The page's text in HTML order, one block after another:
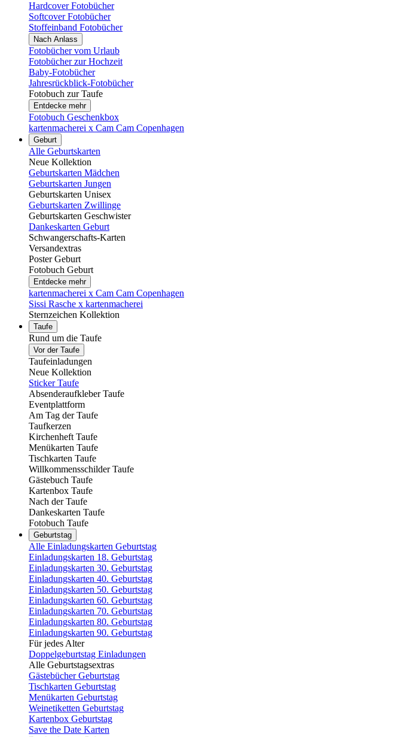
Hardcover Fotobücher
Softcover Fotobücher
Stoffeinband Fotobücher
Nach Anlass
Fotobücher vom Urlaub
Fotobücher zur Hochzeit
Baby-Fotobücher
Jahresrückblick-Fotobücher
Fotobuch zur Taufe
Entdecke mehr
Fotobuch Geschenkbox
kartenmacherei x Cam Cam Copenhagen
Geburt
Alle Geburtskarten
Neue Kollektion
Geburtskarten Mädchen
Geburtskarten Jungen
Geburtskarten Unisex
Geburtskarten Zwillinge
Geburtskarten Geschwister
Dankeskarten Geburt
Schwangerschafts-Karten
Versandextras
Poster Geburt
Fotobuch Geburt
Entdecke mehr
kartenmacherei x Cam Cam Copenhagen
Sissi Rasche x kartenmacherei
Sternzeichen Kollektion
Taufe
Rund um die Taufe
Vor der Taufe
Taufeinladungen
Neue Kollektion
Sticker Taufe
Absenderaufkleber Taufe
Eventplattform
Am Tag der Taufe
Taufkerzen
Kirchenheft Taufe
Menükarten Taufe
Tischkarten Taufe
Willkommensschilder Taufe
Gästebuch Taufe
Kartenbox Taufe
Nach der Taufe
Dankeskarten Taufe
Fotobuch Taufe
Geburtstag
Alle Einladungskarten Geburtstag
Einladungskarten 18. Geburtstag
Einladungskarten 30. Geburtstag
Einladungskarten 40. Geburtstag
Einladungskarten 50. Geburtstag
Einladungskarten 60. Geburtstag
Einladungskarten 70. Geburtstag
Einladungskarten 80. Geburtstag
Einladungskarten 90. Geburtstag
Für jedes Alter
Doppelgeburtstag Einladungen
Alle Geburtstagsextras
Gästebücher Geburtstag
Tischkarten Geburtstag
Menükarten Geburtstag
Weinetiketten Geburtstag
Kartenbox Geburtstag
Save the Date Karten